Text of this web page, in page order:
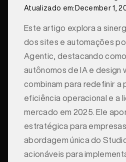
Atualizado em: December 1,
Este artigo explora a
dos sites e automações
Agentic, destacando
autônomos de IA e design
combinam para redefinir a
eficiência operacional e a
mercado em 2025. Ele
estratégica para
abordagem única do
acionáveis para